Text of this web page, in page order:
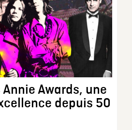
Annie Awards, une
depuis 50